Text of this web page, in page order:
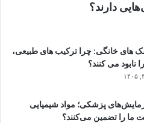
دارند؟
های خانگی: چرا ترکیب های طبیعی،
می کنند؟
پزشکی؛ مواد شیمیایی
ما را تضمین می‌کنند؟